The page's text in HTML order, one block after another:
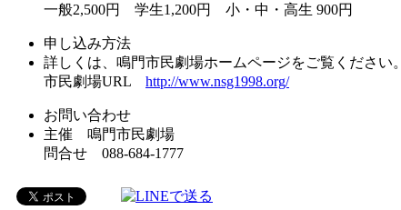
一般2,500円 学生1,200円 小・中・高生 900円
申し込み方法
詳しくは、鳴門市民劇場ホームページをご覧ください。
市民劇場URL http://www.nsg1998.org/
お問い合わせ
主催 鳴門市民劇場
問合せ 088-684-1777